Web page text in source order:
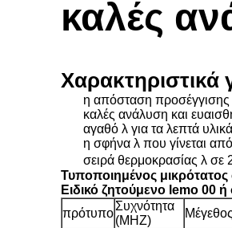
καλές
Χαρακτηριστικά
η απόσταση προσέγγισης
καλές ανάλυση και
αγαθό λ για τα λεπτά
η σφήνα λ που γίνεται
σειρά θερμοκρασίας λ
Τυποποιημένος
Ειδικό ζητούμενο lemo 00
πρότυπο
Συχνότητα
(MHZ)